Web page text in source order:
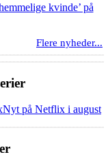
kvinde’ på
Flere nyheder...
Nyt på Netflix i august